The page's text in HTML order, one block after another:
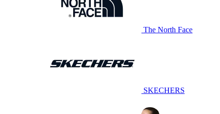
The North Face
SKECHERS